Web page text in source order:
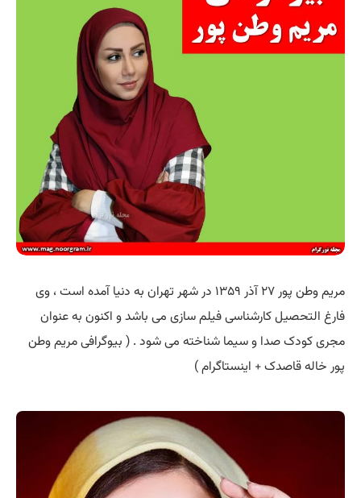
مریم وطن پور ۲۷ آذر ۱۳۵۹ در شهر تهران به دنیا آمده است ، وی
فارغ التحصیل کارشناسی فیلم سازی می باشد و اکنون به عنوان
مجری کودک صدا و سیما شناخته می شود . ( بیوگرافی مریم وطن
پور خاله قاصدک + اینستاگرام )